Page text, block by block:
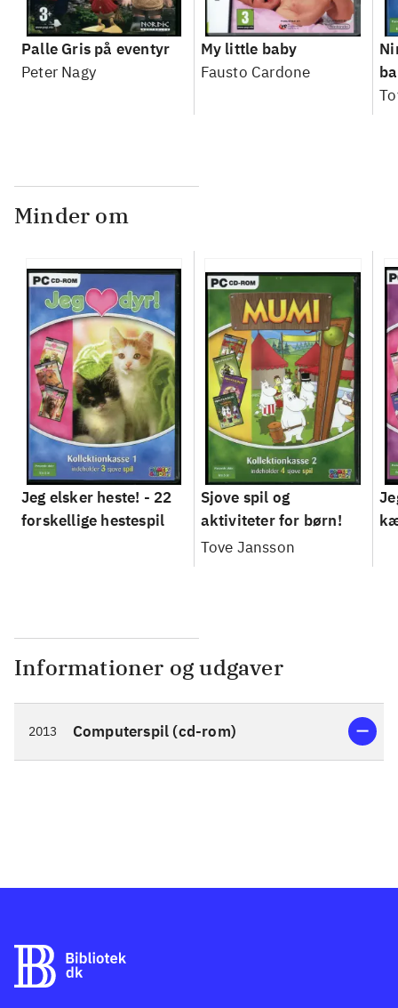
Palle Gris på eventyr
Peter Nagy
My little baby
Fausto Cardone
Minder om
Jeg elsker heste! - 22
forskellige hestespil
Sjove spil og
aktiviteter for børn!
Tove Jansson
Informationer og udgaver
2013 Computerspil (cd-rom)